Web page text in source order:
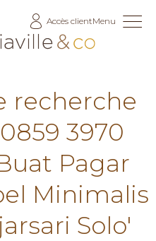
Accès clientMenu
recherche
3970
Pagar
Minimalis
Solo'